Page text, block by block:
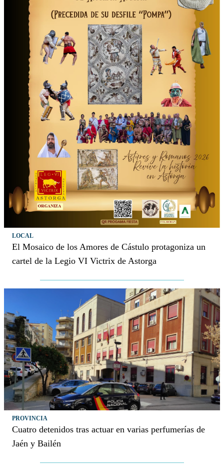
LOCAL
El Mosaico de los Amores de Cástulo protagoniza un
cartel de la Legio VI Victrix de Astorga
PROVINCIA
Cuatro detenidos tras actuar en varias perfumerías de
Jaén y Bailén